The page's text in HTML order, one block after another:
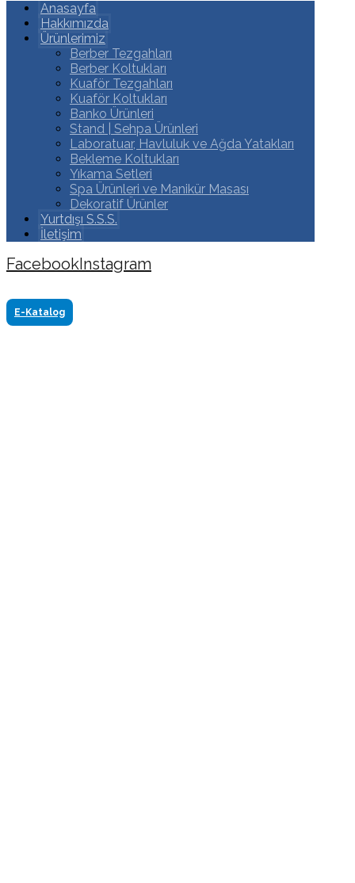
Anasayfa
Hakkımızda
Ürünlerimiz
Berber Tezgahları
Berber Koltukları
Kuaför Tezgahları
Kuaför Koltukları
Banko Ürünleri
Stand | Sehpa Ürünleri
Laboratuar, Havluluk ve Ağda Yatakları
Bekleme Koltukları
Yıkama Setleri
Spa Ürünleri ve Manikür Masası
Dekoratif Ürünler
Yurtdışı S.S.S.
İletişim
FacebookInstagram
www.akasyareklam.com
E-Katalog